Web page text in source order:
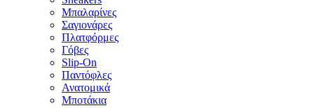
Μπαλαρίνες
Σαγιονάρες
Πλατφόρμες
Γόβες
Slip-On
Παντόφλες
Ανατομικά
Μποτάκια